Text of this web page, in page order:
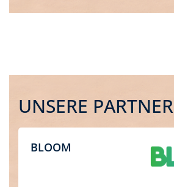
UNSERE PARTNER
BLOOM